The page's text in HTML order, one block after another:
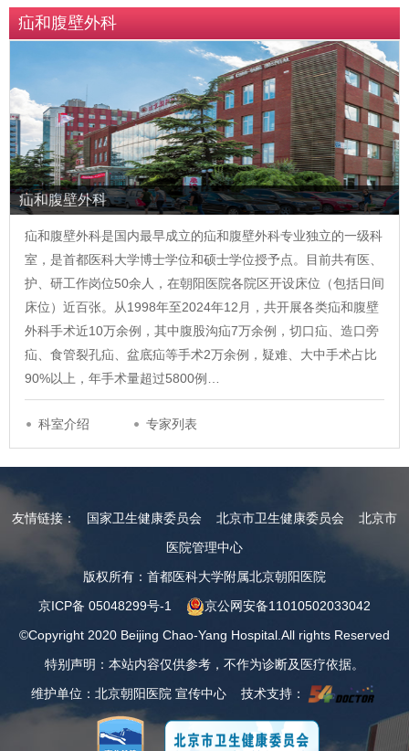
疝和腹壁外科
疝和腹壁外科
疝和腹壁外科是国内最早成立的疝和腹壁外科专业独立的一级科
室，是首都医科大学博士学位和硕士学位授予点。目前共有医、
护、研工作岗位50余人，在朝阳医院各院区开设床位（包括日间
床位）近百张。从1998年至2024年12月，共开展各类疝和腹壁
外科手术近10万余例，其中腹股沟疝7万余例，切口疝、造口旁
疝、食管裂孔疝、盆底疝等手术2万余例，疑难、大中手术占比
90%以上，年手术量超过5800例…
科室介绍 专家列表
友情链接： 国家卫生健康委员会 北京市卫生健康委员会
北京市
医院管理中心
版权所有：首都医科大学附属北京朝阳医院
京ICP备 05048299号-1
京公网安备11010502033042
©Copyright 2020 Beijing Chao-Yang Hospital.All rights Reserved
特别声明：本站内容仅供参考，不作为诊断及医疗依据。
维护单位：北京朝阳医院 宣传中心 技术支持：